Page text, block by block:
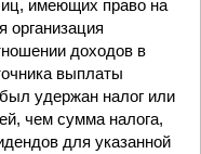
имеющих право на
организация
доходов в
выплаты
удержан налог или
чем сумма налога,
для указанной